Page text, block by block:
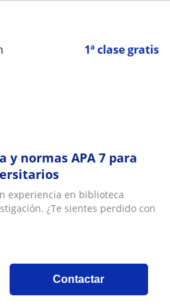
1ª clase gratis
y normas APA 7 para
experiencia en biblioteca
¿Te sientes perdido con
Contactar